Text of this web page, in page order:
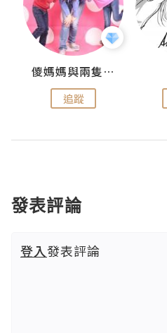
儍媽媽與兩隻小魔怪之家
追蹤
發表評論
登入發表評論